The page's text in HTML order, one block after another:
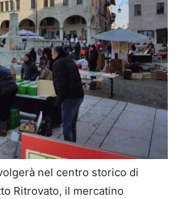
nel centro storico di
Ritrovato, il mercatino